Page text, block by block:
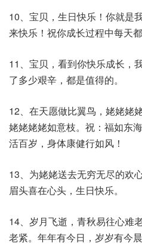
10、宝贝，生日快乐！你就是
来快乐！祝你成长过程中每天
11、宝贝，看到你快乐成长，
了多少艰辛，都是值得的。
12、在天愿做比翼鸟，姥姥姥
姥姥姥姥如意枝。祝：福如东
活百岁，身体康健行如风！
13、为姥姥送去无穷无尽的欢
眉头喜在心头，生日快乐。
14、岁月飞逝，青秋易往心难
老紧。年年有今日，岁岁有今